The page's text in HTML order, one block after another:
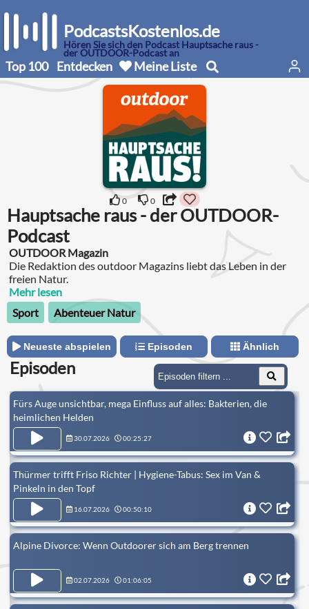
PodcastsKostenlos.de
Hören Sie sich den Podcast Hauptsache raus -
der OUTDOOR-Podcast an
Top 100 Entdecken Meine Liste
0 0
Hauptsache raus - der OUTDOOR-
Podcast
OUTDOOR Magazin
Die Redaktion des outdoor Magazins liebt das Leben in der
freien Natur.
Mehr lesen
Sport
Abenteuer Natur
Neueste abspielen Episoden Ähnlich
Episoden
Fürs Auge unsichtbar, mega Einfluss auf alles: Bakterien, die
heimlichen Helden
30.07.2026 00:25:27
Thürmer trifft Friso Richter | Hygiene-Tabus: Sex im Van &
Pinkeln in den Topf
16.07.2026 00:50:10
Alpine Divorce: Wenn Outdoorer sich am Berg trennen
02.07.2026 01:06:05